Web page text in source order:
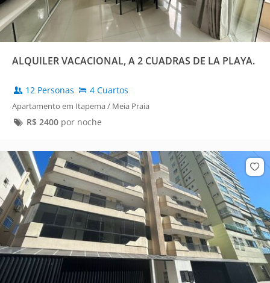
ALQUILER VACACIONAL, A 2 CUADRAS DE LA PLAYA.
12 Personas 4 Cuartos
Apartamento em Itapema / Meia Praia
R$ 2400por noche